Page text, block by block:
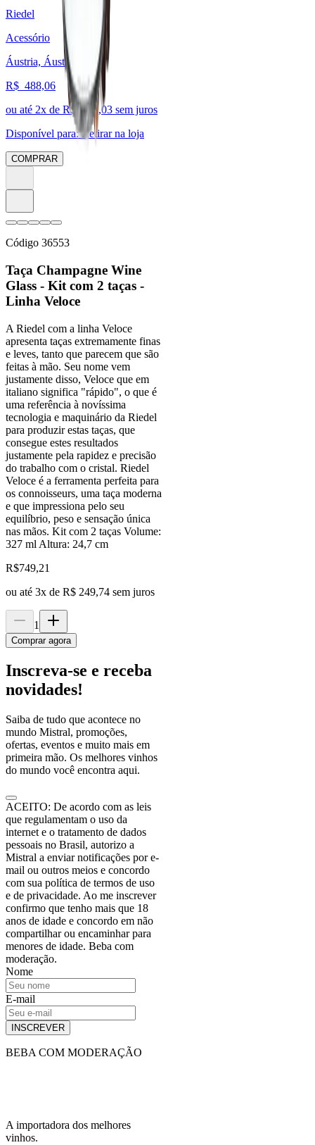
Riedel
Acessório
Áustria, Áustria
R$ 488,06
ou até 2x de R$ 244,03 sem juros
Disponível para: Retirar na loja
COMPRAR
Código 36553
Taça Champagne Wine
Glass - Kit com 2 taças -
Linha Veloce
A Riedel com a linha Veloce
apresenta taças extremamente finas
e leves, tanto que parecem que são
feitas à mão. Seu nome vem
justamente disso, Veloce que em
italiano significa "rápido", o que é
uma referência à novíssima
tecnologia e maquinário da Riedel
para produzir estas taças, que
consegue estes resultados
justamente pela rapidez e precisão
do trabalho com o cristal. Riedel
Veloce é a ferramenta perfeita para
os connoisseurs, uma taça moderna
e que impressiona pelo seu
equilíbrio, peso e sensação única
nas mãos. Kit com 2 taças Volume:
327 ml Altura: 24,7 cm
R$749,21
ou até 3x de R$ 249,74 sem juros
1
Comprar agora
Inscreva-se e receba
novidades!
Saiba de tudo que acontece no
mundo Mistral, promoções,
ofertas, eventos e muito mais em
primeira mão. Os melhores vinhos
do mundo você encontra aqui.
ACEITO: De acordo com as leis
que regulamentam o uso da
internet e o tratamento de dados
pessoais no Brasil, autorizo a
Mistral a enviar notificações por e-
mail ou outros meios e concordo
com sua política de termos de uso
e de privacidade. Ao me inscrever
confirmo que tenho mais que 18
anos de idade e concordo em não
compartilhar ou encaminhar para
menores de idade. Beba com
moderação.
Nome
E-mail
INSCREVER
BEBA COM MODERAÇÃO
A importadora dos melhores
vinhos.